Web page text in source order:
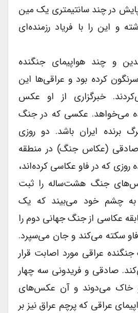
در چند سانتیمترى یک مین
و این را با فریاد رزمنده‌ای
و چند هواپیماى جنگنده
کرده بود و عراقی‌ها این
خبرگزارى از او عکس
می‌خواهد. عکسى که در جنگ
برنده ایران باشد. دو روزى
(عکاس جنگ) در منطقه
که در فاو عکاسى کرده‌اند،
جنگ هشت‌ساله را ثبت
چشم خود می‌بیند که یک
عکاسى از جنگ جهانى دوم را
سکته می‌کند و جان می‌سپرد.
عراقى مورد اصابت قرار
صادقى و فریدونى سه چهار
و خاک می‌دوند و آن عکس‌های
عراقى که پرچم عراق نیز بر